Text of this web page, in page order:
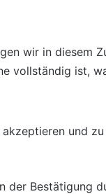
wir in diesem
vollständig ist,
und
Bestätigung